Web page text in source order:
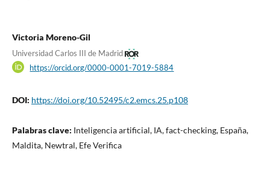
Victoria Moreno-Gil
Universidad Carlos III de Madrid
https://orcid.org/0000-0001-7019-5884
DOI: https://doi.org/10.52495/c2.emcs.25.p108
Palabras clave: Inteligencia artificial, IA, fact-checking, España,
Maldita, Newtral, Efe Verifica